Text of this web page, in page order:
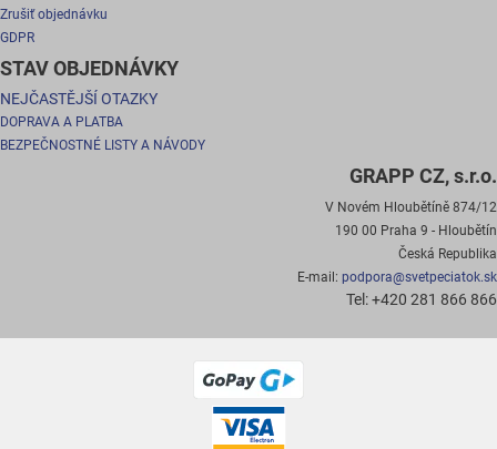
Zrušiť objednávku
GDPR
STAV OBJEDNÁVKY
NEJČASTĚJŠÍ OTAZKY
DOPRAVA A PLATBA
BEZPEČNOSTNÉ LISTY A NÁVODY
GRAPP CZ, s.r.o.
V Novém Hloubětíně 874/12
190 00 Praha 9 - Hloubětín
Česká Republika
E-mail: podpora@svetpeciatok.sk
Tel: +420 281 866 866